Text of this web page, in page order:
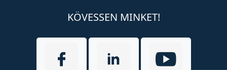
KÖVESSEN MINKET!